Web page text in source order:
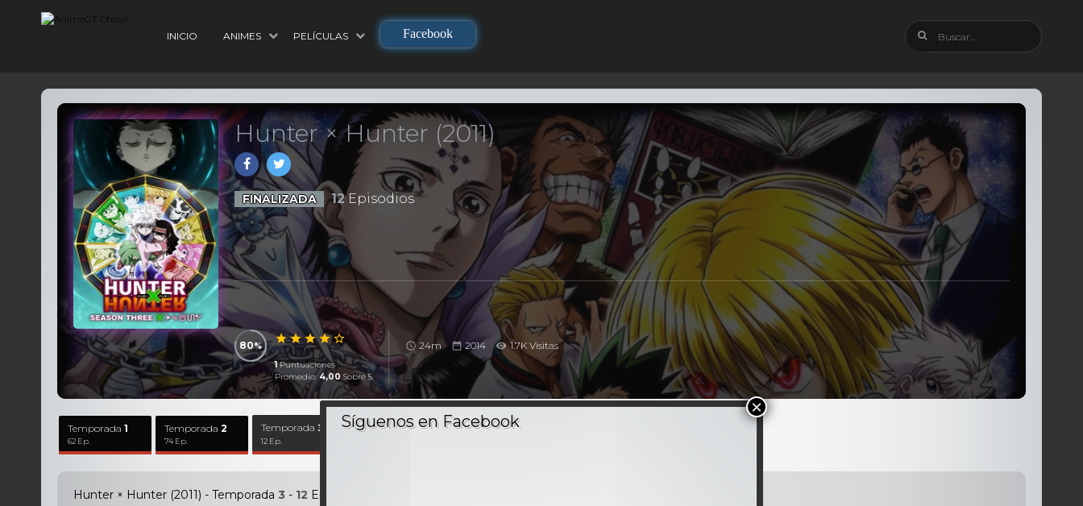
INICIO ANIMES PELÍCULAS Facebook
Hunter × Hunter (2011)
FINALIZADA 12Episodios
80
1Puntuaciones
Promedio: 4,00 Sobre 5
24m 2014 1.7K Visitas
Temporada1
62 Ep.
Temporada2
74 Ep.
Temporada 3
12 Ep.
Hunter × Hunter (2011) - Temporada 3 - 12 Episodios